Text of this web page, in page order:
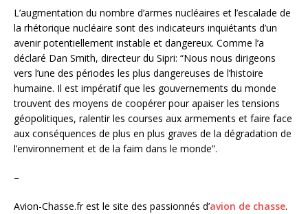
L’augmentation du nombre d’armes nucléaires et l’escalade de
la rhétorique nucléaire sont des indicateurs inquiétants d’un
avenir potentiellement instable et dangereux. Comme l’a
déclaré Dan Smith, directeur du Sipri: “Nous nous dirigeons
vers l’une des périodes les plus dangereuses de l’histoire
humaine. Il est impératif que les gouvernements du monde
trouvent des moyens de coopérer pour apaiser les tensions
géopolitiques, ralentir les courses aux armements et faire face
aux conséquences de plus en plus graves de la dégradation de
l’environnement et de la faim dans le monde”.
–
Avion-Chasse.fr est le site des passionnés d’avion de chasse.